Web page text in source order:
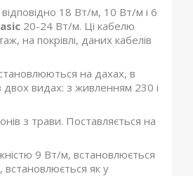
18 Вт/м, 10 Вт/м і 6
20-24 Вт/м. Ці кабелю
на покрівлі, даних кабелів
на дахах, в
двох видах: з живленням 230 і
з трави. Поставляється на
9 Вт/м, встановлюється
як у